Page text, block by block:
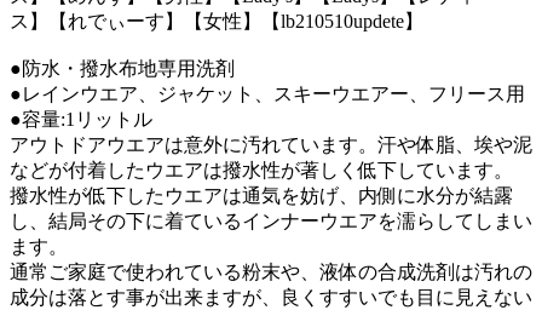
ス】【れでぃーす】【女性】【lb210510updete】
●防水・撥水布地専用洗剤
●レインウエア、ジャケット、スキーウエアー、フリース用
●容量:1リットル
アウトドアウエアは意外に汚れています。汗や体脂、埃や泥
などが付着したウエアは撥水性が著しく低下しています。
撥水性が低下したウエアは通気を妨げ、内側に水分が結露
し、結局その下に着ているインナーウエアを濡らしてしまい
ます。
通常ご家庭で使われている粉末や、液体の合成洗剤は汚れの
成分は落とす事が出来ますが、良くすすいでも目に見えない